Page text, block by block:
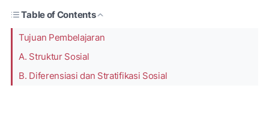
Table of Contents
Tujuan Pembelajaran
A. Struktur Sosial
B. Diferensiasi dan Stratifikasi Sosial